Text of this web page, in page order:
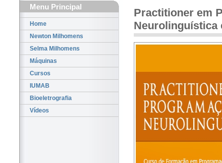
Menu Principal
Home
Newton Milhomens
Selma Milhomens
Máquinas
Cursos
IUMAB
Bioeletrografia
Vídeos
Practitioner em
Neurolinguística